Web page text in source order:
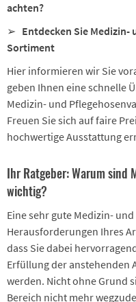
achten?
➢ Entdecken Sie Medizin-
Sortiment
Hier informieren wir Sie
geben Ihnen eine schnelle
Medizin- und
Freuen Sie sich auf faire
hochwertige Ausstattung
Ihr Ratgeber: Warum sind
wichtig?
Eine sehr gute Medizin-
Herausforderungen Ihres
dass Sie dabei
Erfüllung der anstehenden
werden. Nicht ohne Grund
Bereich nicht mehr